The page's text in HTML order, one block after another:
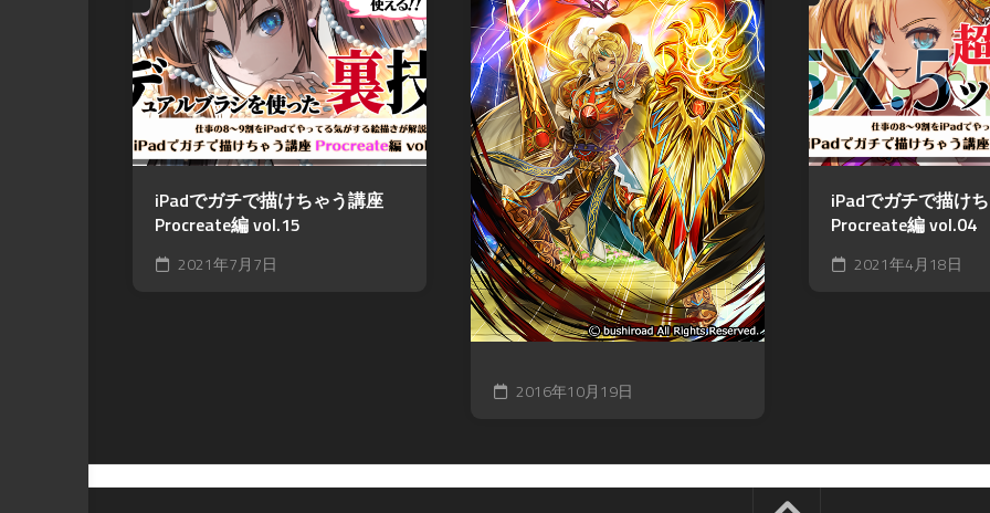
iPadでガチで描けちゃう講座
Procreate編 vol.15
2021年7月7日
2016年10月19日
iPadでガチで描け
Procreate編 vol.04
2021年4月18日